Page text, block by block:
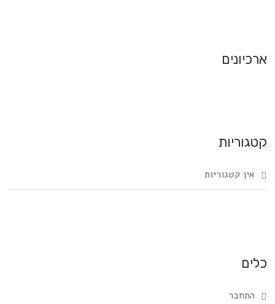
ארכיונים
קטגוריות
אין קטגוריות
כלים
התחבר